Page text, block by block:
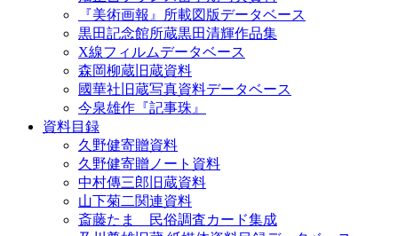
『美術画報』所載図版データベース
黒田記念館所蔵黒田清輝作品集
X線フィルムデータベース
森岡柳蔵旧蔵資料
國華社旧蔵写真資料データベース
今泉雄作『記事珠』
資料目録
久野健寄贈資料
久野健寄贈ノート資料
中村傳三郎旧蔵資料
山下菊二関連資料
斎藤たま 民俗調査カード集成